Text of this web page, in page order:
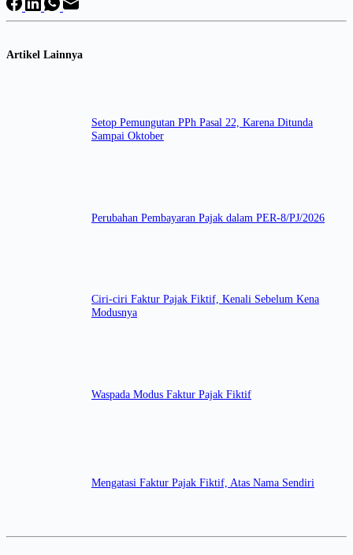
Artikel Lainnya
Setop Pemungutan PPh Pasal 22, Karena Ditunda
Sampai Oktober
Perubahan Pembayaran Pajak dalam PER-8/PJ/2026
Ciri-ciri Faktur Pajak Fiktif, Kenali Sebelum Kena
Modusnya
Waspada Modus Faktur Pajak Fiktif
Mengatasi Faktur Pajak Fiktif, Atas Nama Sendiri